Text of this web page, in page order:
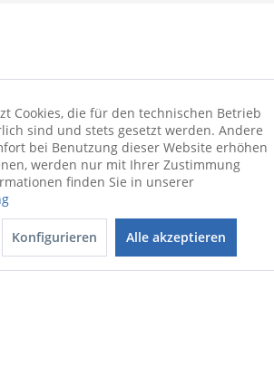
Der Teppich der Marke JOOP! macht
ist eine gelungene Bereicherung für Ihr
Figur. Das Modell STRIPES
es dank einer gemütlichen Florhöhe
STRIPES lässt sich jedes Interieur
Cookies, die für den technischen Betrieb
sind und stets gesetzt werden. Andere
bei Benutzung dieser Website erhöhen
werden nur mit Ihrer Zustimmung
finden Sie in unserer
Konfigurieren Alle akzeptieren